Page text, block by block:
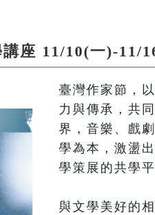
講座 11/10(一)-11/
臺灣作家節，
力與傳承，共
界，音樂、戲
學為本，激盪
學策展的共學
與文學美好的